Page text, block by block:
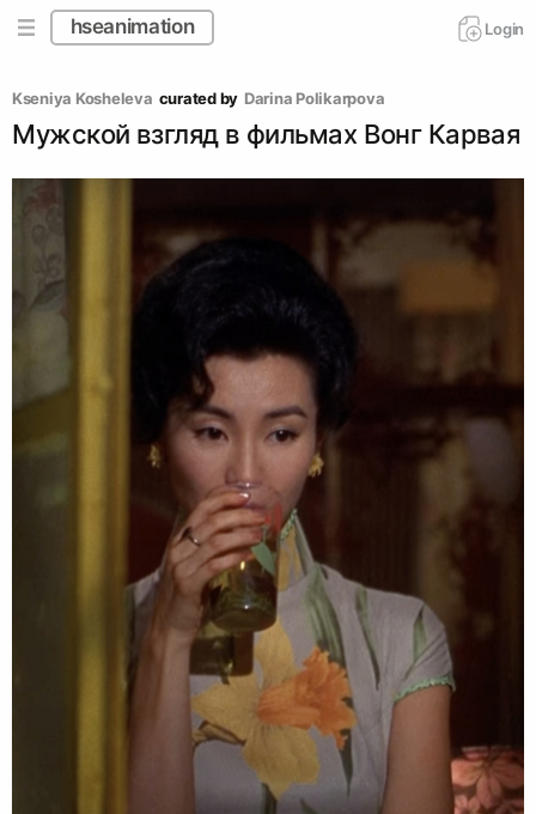
hseanimation Login
Kseniya Kosheleva curated by Darina Polikarpova
Мужской взгляд в фильмах Вонг Карвая